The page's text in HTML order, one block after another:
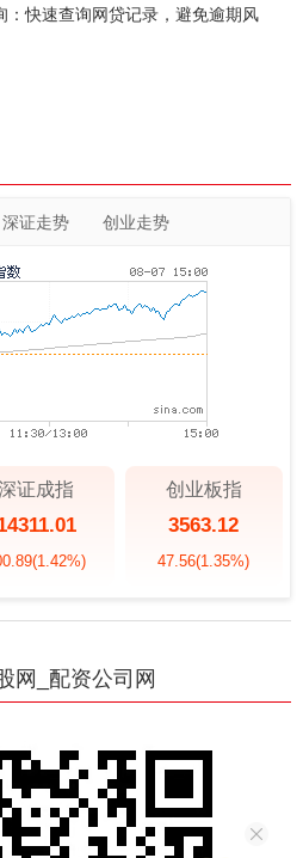
：快速查询网贷记录，避免逾期风
深证走势 创业走势
证成指
(1.42%)
创业板指
3563.12
47.56(1.35%)
网_配资公司网